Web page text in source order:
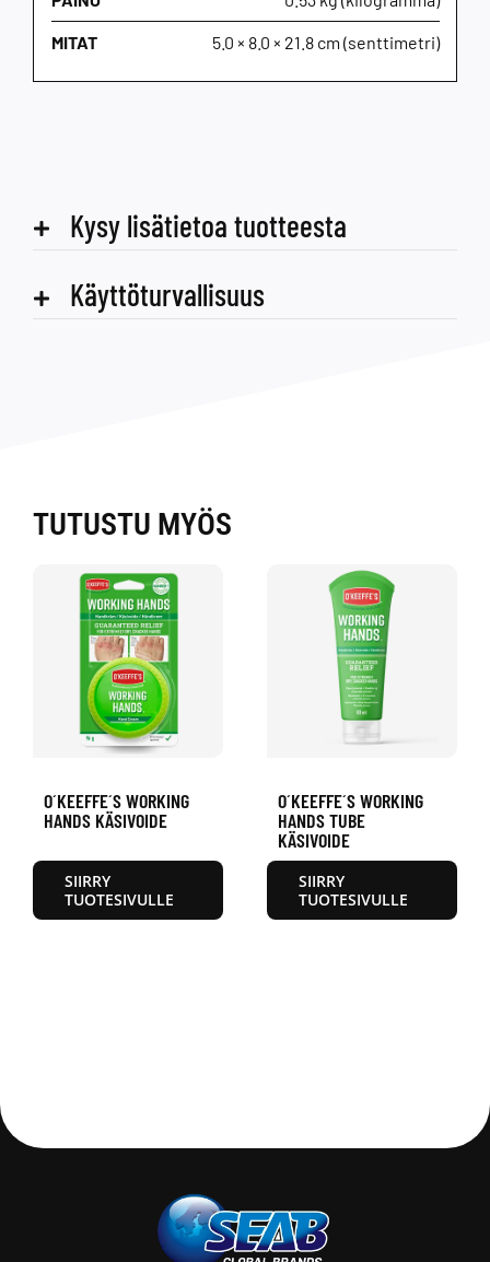
MITAT 5.0 × 8.0 × 21.8 cm (senttimetri)
Kysy lisätietoa tuotteesta
Käyttöturvallisuus
TUTUSTU MYÖS
O´KEEFFE´S WORKING
HANDS KÄSIVOIDE
SIIRRY
TUOTESIVULLE
O´KEEFFE´S WORKING
HANDS TUBE
KÄSIVOIDE
SIIRRY
TUOTESIVULLE